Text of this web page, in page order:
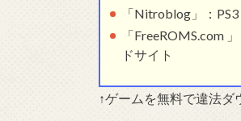
「Nitroblog」：
「FreeROMS.com
ドサイト
↑ゲームを無料で違法ダ